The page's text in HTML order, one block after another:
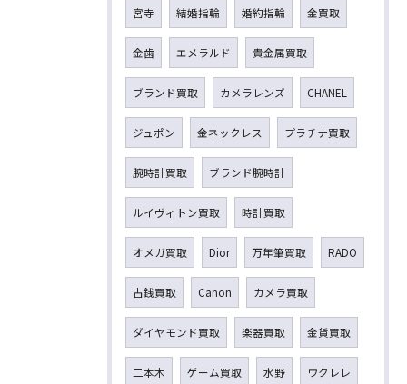
宮寺 結婚指輪 婚約指輪 金買取
金歯 エメラルド 貴金属買取
ブランド買取 カメラレンズ CHANEL
ジュポン 金ネックレス プラチナ買取
腕時計買取 ブランド腕時計
ルイヴィトン買取 時計買取
オメガ買取 Dior 万年筆買取 RADO
古銭買取 Canon カメラ買取
ダイヤモンド買取 楽器買取 金貨買取
二本木 ゲーム買取 水野 ウクレレ